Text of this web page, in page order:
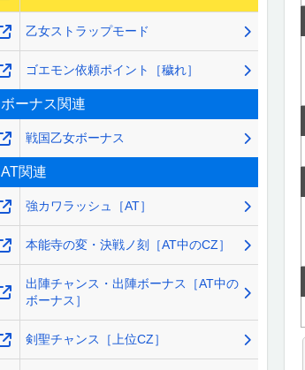
乙女ストラップモード
ゴエモン依頼ポイント［穢れ］
ボーナス関連
戦国乙女ボーナス
AT関連
強カワラッシュ［AT］
本能寺の変・決戦ノ刻［AT中のCZ］
出陣チャンス・出陣ボーナス［AT中の
ボーナス］
剣聖チャンス［上位CZ］